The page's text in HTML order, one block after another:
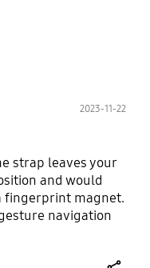
2023-11-22
strap leaves your
and would
fingerprint magnet.
navigation
of the time.